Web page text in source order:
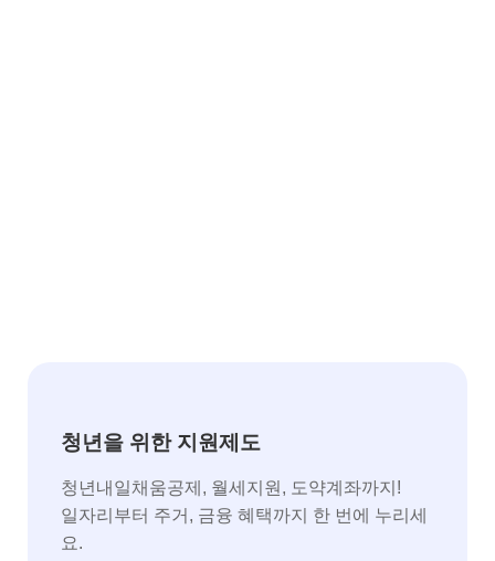
청년을 위한 지원제도
청년내일채움공제, 월세지원, 도약계좌까지!
일자리부터 주거, 금융 혜택까지 한 번에 누리세
요.